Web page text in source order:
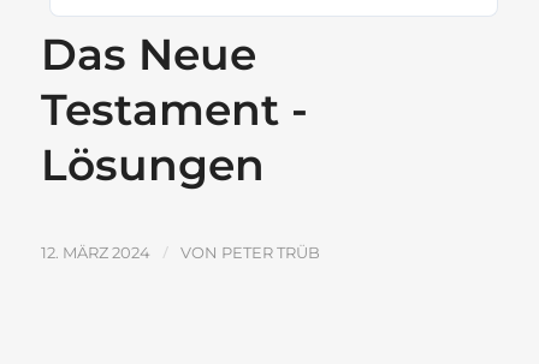
Das Neue
Testament -
Lösungen
12. MÄRZ 2024 / VON PETER TRÜB